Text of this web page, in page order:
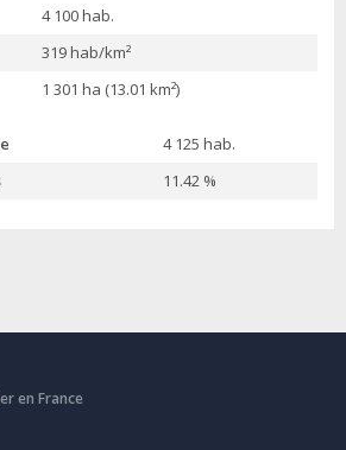
4 100 hab.
319 hab/km²
1 301 ha (13.01 km²)
4 125 hab.
11.42 %
en France